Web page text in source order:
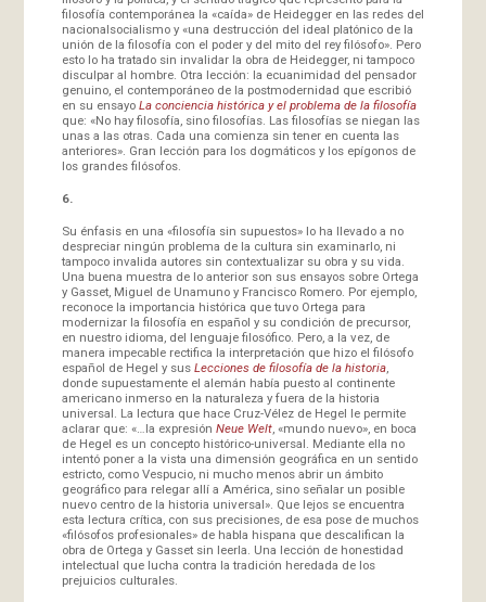
filosofía contemporánea la «caída» de Heidegger en las redes del
nacionalsocialismo y «una destrucción del ideal platónico de la
unión de la filosofía con el poder y del mito del rey filósofo». Pero
esto lo ha tratado sin invalidar la obra de Heidegger, ni tampoco
disculpar al hombre. Otra lección: la ecuanimidad del pensador
genuino, el contemporáneo de la postmodernidad que escribió
en su ensayo La conciencia histórica y el problema de la filosofía
que: «No hay filosofía, sino filosofías. Las filosofías se niegan las
unas a las otras. Cada una comienza sin tener en cuenta las
anteriores». Gran lección para los dogmáticos y los epígonos de
los grandes filósofos.
6.
Su énfasis en una «filosofía sin supuestos» lo ha llevado a no
despreciar ningún problema de la cultura sin examinarlo, ni
tampoco invalida autores sin contextualizar su obra y su vida.
Una buena muestra de lo anterior son sus ensayos sobre Ortega
y Gasset, Miguel de Unamuno y Francisco Romero. Por ejemplo,
reconoce la importancia histórica que tuvo Ortega para
modernizar la filosofía en español y su condición de precursor,
en nuestro idioma, del lenguaje filosófico. Pero, a la vez, de
manera impecable rectifica la interpretación que hizo el filósofo
español de Hegel y sus Lecciones de filosofía de la historia,
donde supuestamente el alemán había puesto al continente
americano inmerso en la naturaleza y fuera de la historia
universal. La lectura que hace Cruz-Vélez de Hegel le permite
aclarar que: «…la expresión Neue Welt, «mundo nuevo», en boca
de Hegel es un concepto histórico-universal. Mediante ella no
intentó poner a la vista una dimensión geográfica en un sentido
estricto, como Vespucio, ni mucho menos abrir un ámbito
geográfico para relegar allí a América, sino señalar un posible
nuevo centro de la historia universal». Que lejos se encuentra
esta lectura crítica, con sus precisiones, de esa pose de muchos
«filósofos profesionales» de habla hispana que descalifican la
obra de Ortega y Gasset sin leerla. Una lección de honestidad
intelectual que lucha contra la tradición heredada de los
prejuicios culturales.